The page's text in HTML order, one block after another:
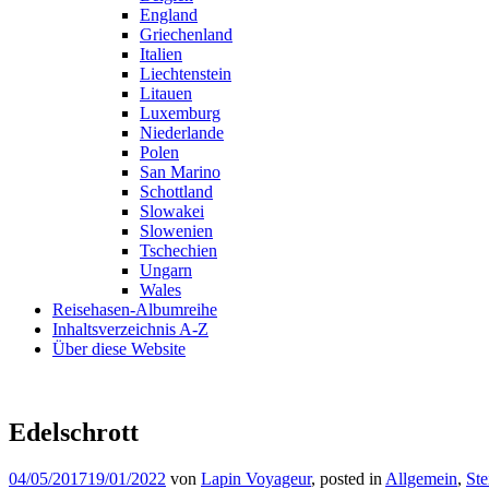
England
Griechenland
Italien
Liechtenstein
Litauen
Luxemburg
Niederlande
Polen
San Marino
Schottland
Slowakei
Slowenien
Tschechien
Ungarn
Wales
Reisehasen-Albumreihe
Inhaltsverzeichnis A-Z
Über diese Website
Edelschrott
04/05/201719/01/2022 von Lapin Voyageur, posted in Allgemein,